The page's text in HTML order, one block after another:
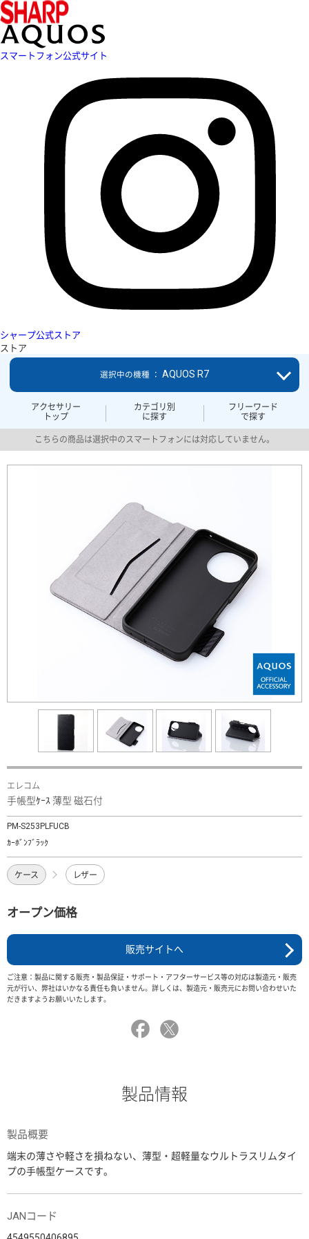
スマートフォン公式サイト
シャープ公式ストア
ストア
アクセサリー
トップ
カテゴリ別
に探す
フリーワード
で探す
選択中の機種 ： AQUOS R7
こちらの商品は選択中のスマートフォンには対応していません。
エレコム
手帳型ｹｰｽ 薄型 磁石付
PM-S253PLFUCB
ｶｰﾎﾞﾝﾌﾞﾗｯｸ
ケース レザー
オープン価格
販売サイトへ
ご注意：製品に関する販売・製品保証・サポート・アフターサービス等の対応は製造元・販売
元が行い、弊社はいかなる責任も負いません。詳しくは、製造元・販売元にお問い合わせいた
だきますようお願いいたします。
製品情報
製品概要
端末の薄さや軽さを損ねない、薄型・超軽量なウルトラスリムタイ
プの手帳型ケースです。
JANコード